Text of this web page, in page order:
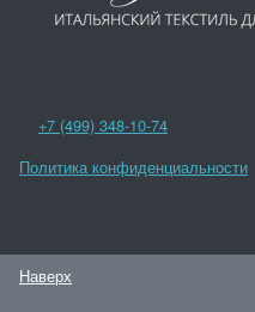
+7 (499) 348-10-74
Политика конфиденциальности
Наверх